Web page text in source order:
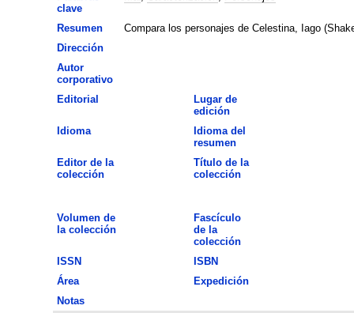
clave
Resumen
Compara los personajes de Celestina, Iago
Dirección
Autor
corporativo
Editorial
Lugar de
edición
Idioma
Idioma del
resumen
Editor de la
colección
Título de la
colección
Volumen de
la colección
Fascículo
de la
colección
ISSN
ISBN
Área
Expedición
Notas